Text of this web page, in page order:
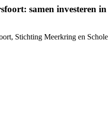
samen investeren
Stichting Meerkring en